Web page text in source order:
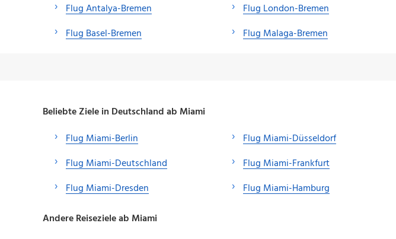
Flug Antalya-Bremen
Flug Basel-Bremen
Flug London-Bremen
Flug Malaga-Bremen
Beliebte Ziele in Deutschland ab Miami
Flug Miami-Berlin
Flug Miami-Deutschland
Flug Miami-Dresden
Flug Miami-Düsseldorf
Flug Miami-Frankfurt
Flug Miami-Hamburg
Andere Reiseziele ab Miami